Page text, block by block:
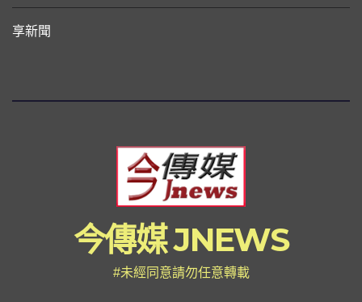
享新聞
今傳媒 JNEWS
#未經同意請勿任意轉載